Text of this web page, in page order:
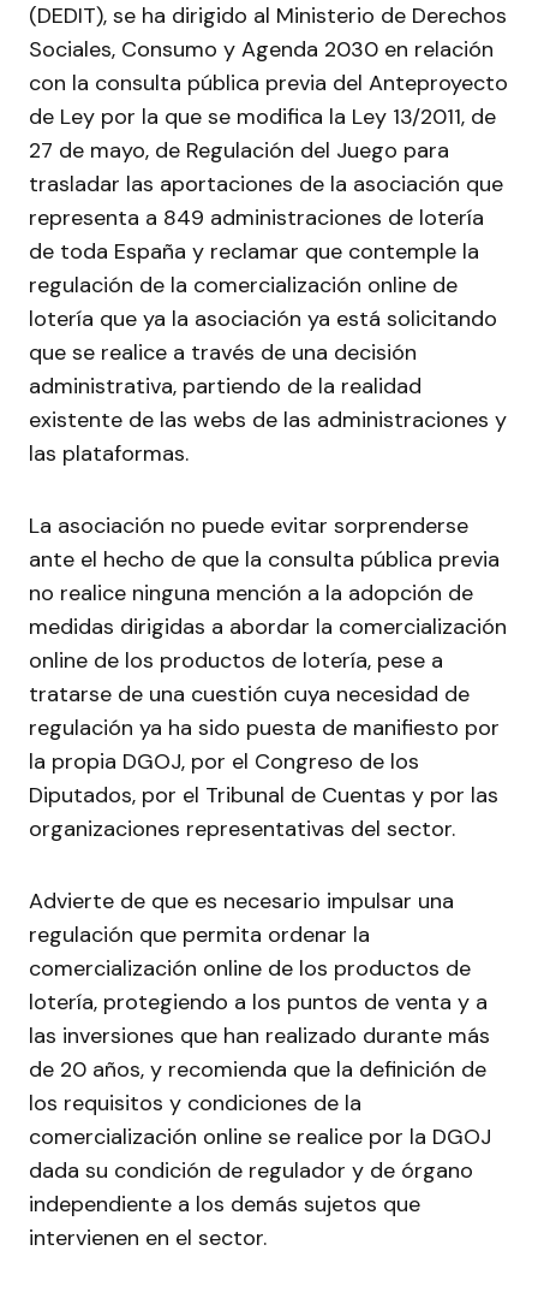
(DEDIT), se ha dirigido al Ministerio de Derechos
Sociales, Consumo y Agenda 2030 en relación
con la consulta pública previa del Anteproyecto
de Ley por la que se modifica la Ley 13/2011, de
27 de mayo, de Regulación del Juego para
trasladar las aportaciones de la asociación que
representa a 849 administraciones de lotería
de toda España y reclamar que contemple la
regulación de la comercialización online de
lotería que ya la asociación ya está solicitando
que se realice a través de una decisión
administrativa, partiendo de la realidad
existente de las webs de las administraciones y
las plataformas.
La asociación no puede evitar sorprenderse
ante el hecho de que la consulta pública previa
no realice ninguna mención a la adopción de
medidas dirigidas a abordar la comercialización
online de los productos de lotería, pese a
tratarse de una cuestión cuya necesidad de
regulación ya ha sido puesta de manifiesto por
la propia DGOJ, por el Congreso de los
Diputados, por el Tribunal de Cuentas y por las
organizaciones representativas del sector.
Advierte de que es necesario impulsar una
regulación que permita ordenar la
comercialización online de los productos de
lotería, protegiendo a los puntos de venta y a
las inversiones que han realizado durante más
de 20 años, y recomienda que la definición de
los requisitos y condiciones de la
comercialización online se realice por la DGOJ
dada su condición de regulador y de órgano
independiente a los demás sujetos que
intervienen en el sector.